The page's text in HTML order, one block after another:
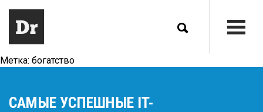
Метка: богатство
САМЫЕ УСПЕШНЫЕ IT-